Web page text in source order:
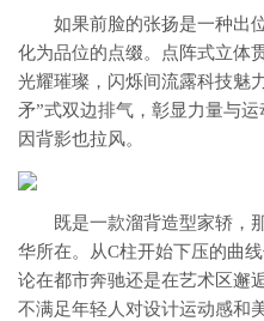
如果前脸的张扬是一种出
化为品位的点缀。点阵式立体
光耀璀璨，闪烁间流露科技魅
矛”式双边排气，彰显力量与
因背影也拉风。
既是一款溜背造型家轿，
华所在。从C柱开始下压的曲
论在都市奔驰还是在艺术区邂
不满足年轻人对设计运动感和